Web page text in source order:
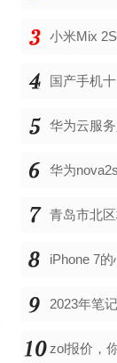
iPhone 7
zol报价，